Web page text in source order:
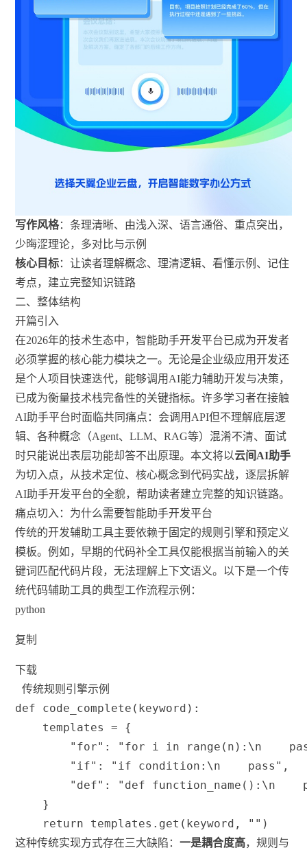
写作风格：条理清晰、由浅入深、语言通俗、重点突出，
少晦涩理论，多对比与示例
核心目标：让读者理解概念、理清逻辑、看懂示例、记住
考点，建立完整知识链路
二、整体结构
开篇引入
在2026年的技术生态中，智能助手开发平台已成为开发者
必须掌握的核心能力模块之一。无论是企业级应用开发还
是个人项目快速迭代，能够调用AI能力辅助开发与决策，
已成为衡量技术栈完备性的关键指标。许多学习者在接触
AI助手平台时面临共同痛点：会调用API但不理解底层逻
辑、各种概念（Agent、LLM、RAG等）混淆不清、面试
时只能说出表层功能却答不出原理。本文将以云间AI助手
为切入点，从技术定位、核心概念到代码实战，逐层拆解
AI助手开发平台的全貌，帮助读者建立完整的知识链路。
痛点切入：为什么需要智能助手开发平台
传统的开发辅助工具主要依赖于固定的规则引擎和预定义
模板。例如，早期的代码补全工具仅能根据当前输入的关
键词匹配代码片段，无法理解上下文语义。以下是一个传
统代码辅助工具的典型工作流程示例：
python
复制
下载
传统规则引擎示例
def
code_complete ( keyword ) :
    templates
=
{
"for" :
"for i in range(n):\n
"if" : "if condition:\n    pass" ,
"def" :
"def function_name():\n
}
return templates . get ( keyword , "" )
这种传统实现方式存在三大缺陷：一是耦合度高，规则与